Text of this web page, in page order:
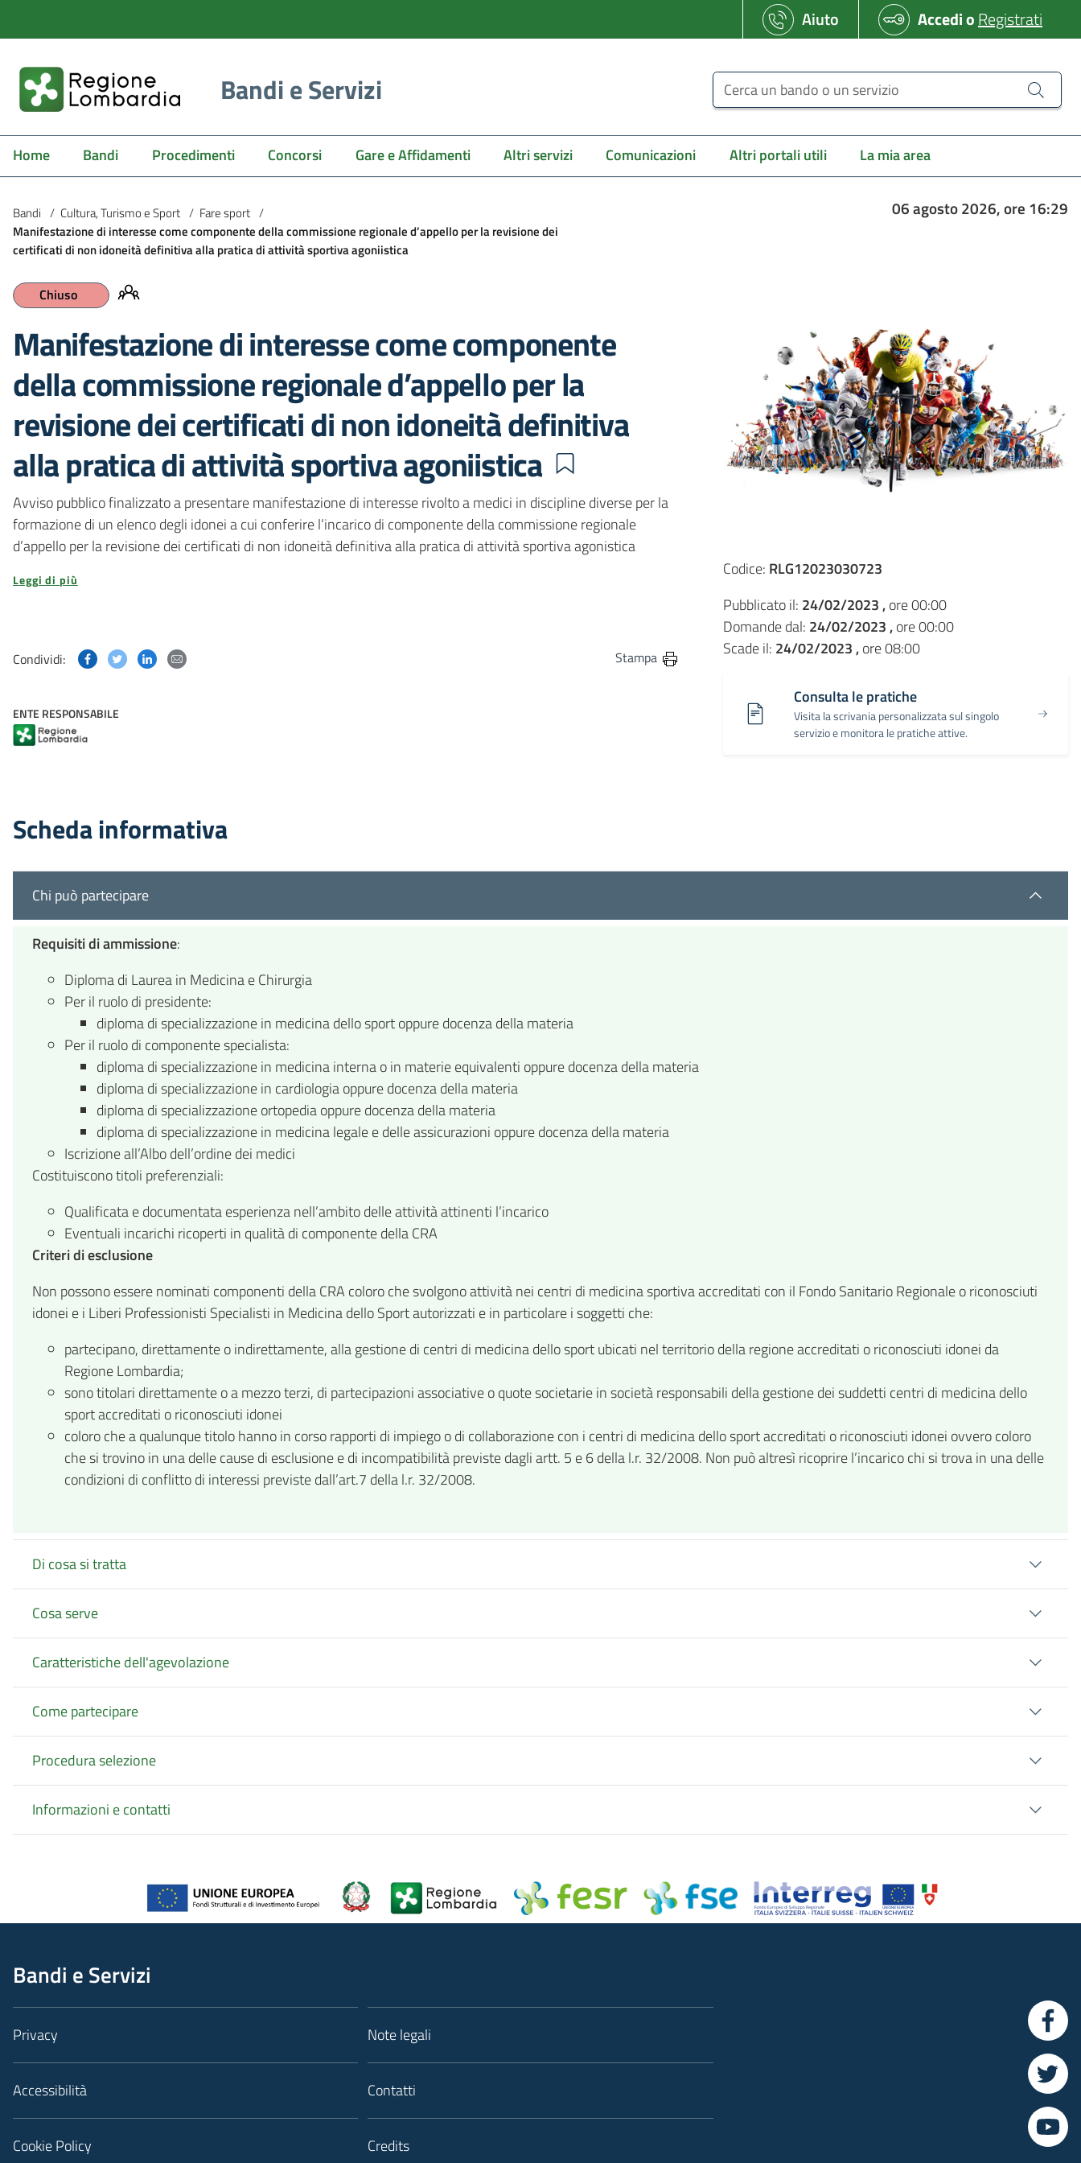
Aiuto AccedioRegistrati
Bandi e Servizi Cerca un bando o un servizio
Home Bandi Procedimenti Concorsi Gare e Affidamenti Altri servizi Comunicazioni Altri portali utili La mia area
Bandi / Cultura, Turismo e Sport / Fare sport /
Manifestazione di interesse come componente della commissione regionale d’appello per la revisione dei
certificati di non idoneità definitiva alla pratica di attività sportiva agoniistica
06 agosto 2026, ore 16:29
Chiuso
Manifestazione di interesse come componente
della commissione regionale d’appello per la
revisione dei certificati di non idoneità definitiva
alla pratica di attività sportiva agoniistica
Avviso pubblico finalizzato a presentare manifestazione di interesse rivolto a medici in discipline diverse per la
formazione di un elenco degli idonei a cui conferire l’incarico di componente della commissione regionale
d’appello per la revisione dei certificati di non idoneità definitiva alla pratica di attività sportiva agonistica
Leggi di più
Condividi: Condividi questa pagina su Facebook
Condividi questa pagina su Twitter
Condividi questa pagina su Linkedin Stampa
ENTE RESPONSABILE
Codice: RLG12023030723
Pubblicato il: 24/02/2023 ,ore 00:00
Domande dal: 24/02/2023 ,ore 00:00
Scade il: 24/02/2023 ,ore 08:00
Consulta le pratiche
Visita la scrivania personalizzata sul singolo
servizio e monitora le pratiche attive.
Scheda informativa
Chi può partecipare
Requisiti di ammissione:
Diploma di Laurea in Medicina e Chirurgia
Per il ruolo di presidente:
diploma di specializzazione in medicina dello sport oppure docenza della materia
Per il ruolo di componente specialista:
diploma di specializzazione in medicina interna o in materie equivalenti oppure docenza della materia
diploma di specializzazione in cardiologia oppure docenza della materia
diploma di specializzazione ortopedia oppure docenza della materia
diploma di specializzazione in medicina legale e delle assicurazioni oppure docenza della materia
Iscrizione all’Albo dell’ordine dei medici
Costituiscono titoli preferenziali:
Qualificata e documentata esperienza nell’ambito delle attività attinenti l’incarico
Eventuali incarichi ricoperti in qualità di componente della CRA
Criteri di esclusione
Non possono essere nominati componenti della CRA coloro che svolgono attività nei centri di medicina sportiva accreditati con il Fondo Sanitario Regionale o riconosciuti
idonei e i Liberi Professionisti Specialisti in Medicina dello Sport autorizzati e in particolare i soggetti che:
partecipano, direttamente o indirettamente, alla gestione di centri di medicina dello sport ubicati nel territorio della regione accreditati o riconosciuti idonei da
Regione Lombardia;
sono titolari direttamente o a mezzo terzi, di partecipazioni associative o quote societarie in società responsabili della gestione dei suddetti centri di medicina dello
sport accreditati o riconosciuti idonei
coloro che a qualunque titolo hanno in corso rapporti di impiego o di collaborazione con i centri di medicina dello sport accreditati o riconosciuti idonei ovvero coloro
che si trovino in una delle cause di esclusione e di incompatibilità previste dagli artt. 5 e 6 della l.r. 32/2008. Non può altresì ricoprire l’incarico chi si trova in una delle
condizioni di conflitto di interessi previste dall’art.7 della l.r. 32/2008.
Di cosa si tratta
Cosa serve
Caratteristiche dell'agevolazione
Come partecipare
Procedura selezione
Informazioni e contatti
Bandi e Servizi
Privacy
Accessibilità
Cookie Policy
Note legali
Contatti
Credits